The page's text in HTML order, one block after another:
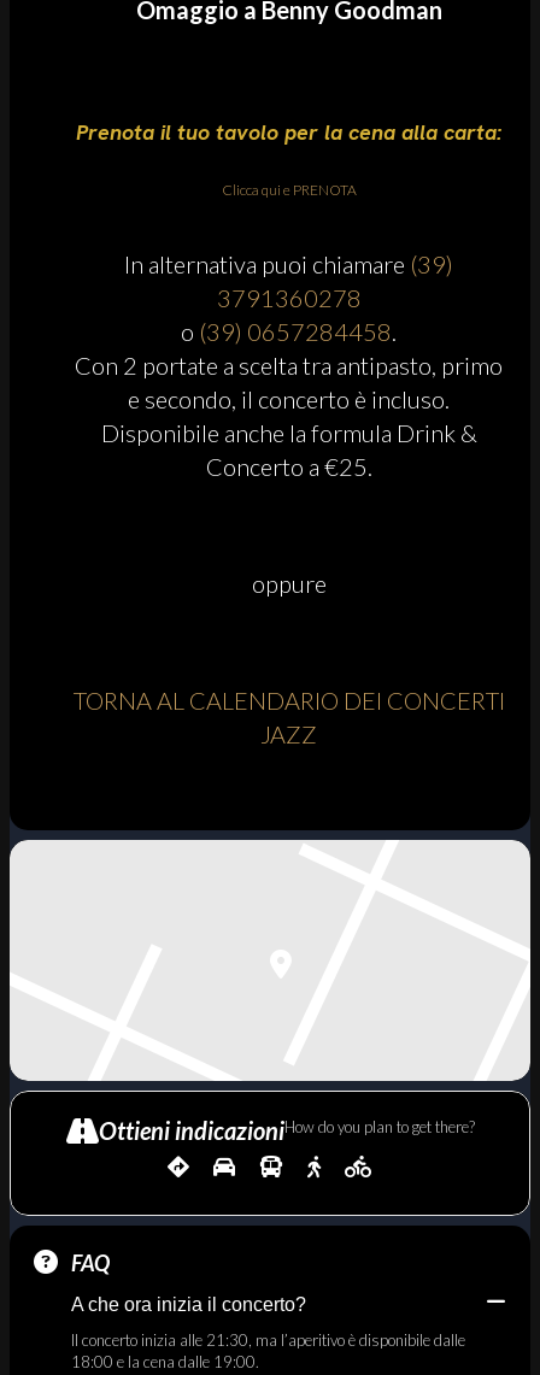
Omaggio a Benny Goodman
Prenota il tuo tavolo per la cena alla carta:
Clicca qui e PRENOTA
In alternativa puoi chiamare (39)
3791360278
o (39) 0657284458.
Con 2 portate a scelta tra antipasto, primo
e secondo, il concerto è incluso.
Disponibile anche la formula Drink &
Concerto a €25.
oppure
TORNA AL CALENDARIO DEI CONCERTI
JAZZ
Ottieni indicazioniHow do you plan to get there?
FAQ
A che ora inizia il concerto?
Il concerto inizia alle 21:30, ma l’aperitivo è disponibile dalle
18:00 e la cena dalle 19:00.